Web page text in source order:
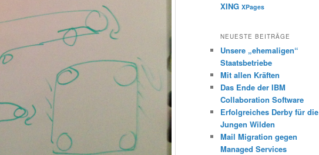
XING XPages
NEUESTE BEITRÄGE
Unsere „ehemaligen“
Staatsbetriebe
Mit allen Kräften
Das Ende der IBM
Collaboration Software
Erfolgreiches Derby für die
Jungen Wilden
Mail Migration gegen
Managed Services